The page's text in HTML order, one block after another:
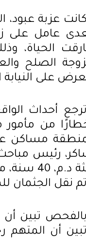
عزبة
عامل على
الحياة،
الصلح
على النيابة
أحداث
من مأمور
مساكن
رئيس
جثة
نقل الجثمان
تبين أن
أن المتهم